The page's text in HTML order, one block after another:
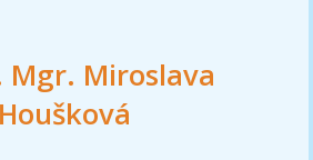
Mgr. Miroslava
Houšková